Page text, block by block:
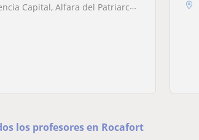
Capital, Alfara del Patriarca, Moncada, Rocafort, Vinalesa
los profesores en Rocafort